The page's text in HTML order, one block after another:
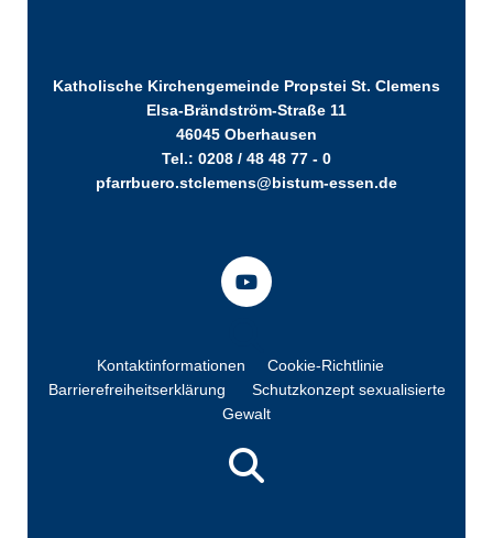
Katholische Kirchengemeinde Propstei St. Clemens
Elsa-Brändström-Straße 11
46045 Oberhausen
Tel.: 0208 / 48 48 77 - 0
pfarrbuero.stclemens@bistum-essen.de
Kontaktinformationen
Cookie-Richtlinie
Barrierefreiheitserklärung
Schutzkonzept sexualisierte
Gewalt